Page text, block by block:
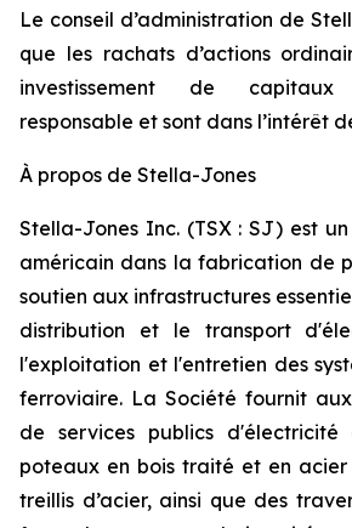
Le conseil d’administration de
que les rachats d’actions
investissement de
responsable et sont dans l’intérêt
À propos de Stella-Jones
Stella-Jones Inc. (TSX : SJ) est
américain dans la fabrication de
soutien aux infrastructures
distribution et le transport
l'exploitation et l'entretien des
ferroviaire. La Société fournit
de services publics
poteaux en bois traité et en acier
treillis d’acier, ainsi que des